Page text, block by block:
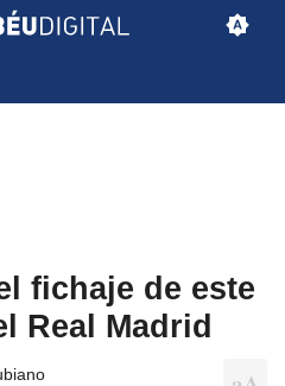
fichaje de este
Real Madrid